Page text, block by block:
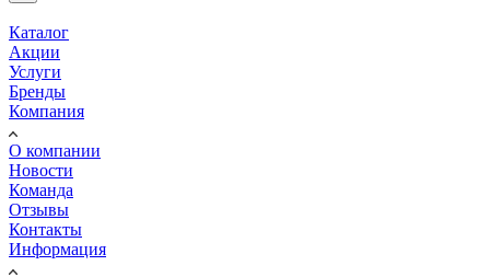
Каталог
Акции
Услуги
Бренды
Компания
О компании
Новости
Команда
Отзывы
Контакты
Информация